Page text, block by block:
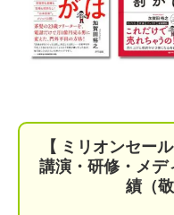
【 ミリオンセー
講演・研修・メデ
績（